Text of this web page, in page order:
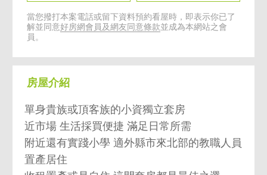
當您撥打本案電話或留下資料預約看屋時，即表示你已了
解並同意好房網會員及網友同意條款並成為本網站之會
員。
房屋介紹
單身貴族或頂客族的小資獨立套房
近市場 生活採買便捷 滿足日常所需
附近還有實踐小學 適外縣市來北部的教職人員
置產居住